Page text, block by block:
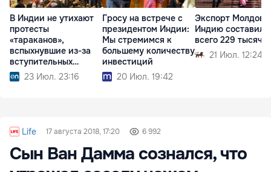
В Индии не утихают
протесты
«тараканов»,
вспыхнувшие из-за
вступительных
экзаменов
23 Июл. 23:16
Гросу на встрече с
президентом Индии:
Мы стремимся к
большему количеству
инвестиций
20 Июл. 19:42
Экспорт
Индию составил
всего 229 тысяч
21 Июл. 12:24
Life 17 августа 2018, 17:20 6 992
Сын Ван Дамма сознался, что